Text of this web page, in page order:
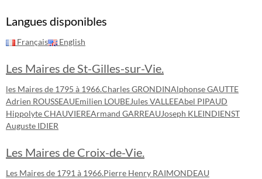
Langues disponibles
Français English
Les Maires de St-Gilles-sur-Vie.
les Maires de 1795 à 1966.Charles GRONDINAlphonse GAUTTE
Adrien ROUSSEAUEmilien LOUBEJules VALLEEAbel PIPAUD
Hippolyte CHAUVIEREArmand GARREAUJoseph KLEINDIENST
Auguste IDIER
Les Maires de Croix-de-Vie.
Les Maires de 1791 à 1966.Pierre Henry RAIMONDEAU